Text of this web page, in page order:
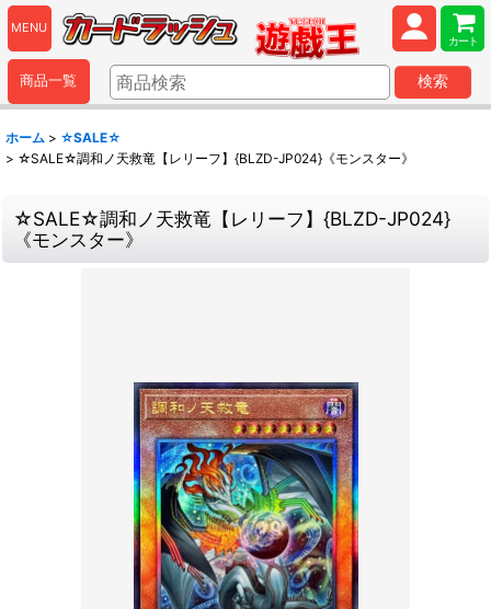
MENU
カート
商品一覧 検索
ホーム > ☆SALE☆
> ☆SALE☆調和ノ天救竜【レリーフ】{BLZD-JP024}《モンスター》
☆SALE☆調和ノ天救竜【レリーフ】{BLZD-JP024}
《モンスター》